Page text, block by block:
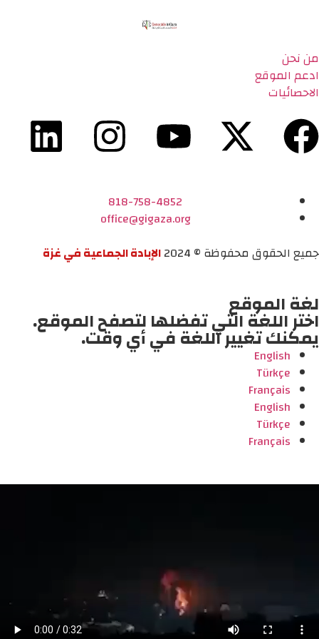
من نحن
ادعم الموقع
الاحصائيات
818-758-4852
office@gigaza.org
جميع الحقوق محفوظة © 2024
الإبادة الجماعية في غزة
لغة الموقع
اختر اللغة التي تفضلها لتصفح الموقع.
يمكنك تغيير اللغة في أي وقت.
English
Türkçe
Français
English
Türkçe
Français